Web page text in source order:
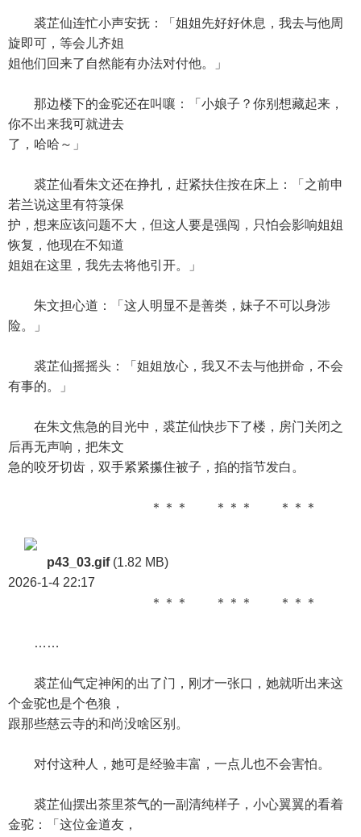
裘芷仙连忙小声安抚：「姐姐先好好休息，我去与他周
旋即可，等会儿齐姐
姐他们回来了自然能有办法对付他。」
那边楼下的金驼还在叫嚷：「小娘子？你别想藏起来，
你不出来我可就进去
了，哈哈～」
裘芷仙看朱文还在挣扎，赶紧扶住按在床上：「之前申
若兰说这里有符箓保
护，想来应该问题不大，但这人要是强闯，只怕会影响姐姐
恢复，他现在不知道
姐姐在这里，我先去将他引开。」
朱文担心道：「这人明显不是善类，妹子不可以身涉
险。」
裘芷仙摇摇头：「姐姐放心，我又不去与他拼命，不会
有事的。」
在朱文焦急的目光中，裘芷仙快步下了楼，房门关闭之
后再无声响，把朱文
急的咬牙切齿，双手紧紧攥住被子，掐的指节发白。
＊＊＊ ＊＊＊ ＊＊＊
p43_03.gif(1.82 MB)
2026-1-4 22:17
＊＊＊ ＊＊＊ ＊＊＊
……
裘芷仙气定神闲的出了门，刚才一张口，她就听出来这
个金驼也是个色狼，
跟那些慈云寺的和尚没啥区别。
对付这种人，她可是经验丰富，一点儿也不会害怕。
裘芷仙摆出茶里茶气的一副清纯样子，小心翼翼的看着
金驼：「这位金道友，